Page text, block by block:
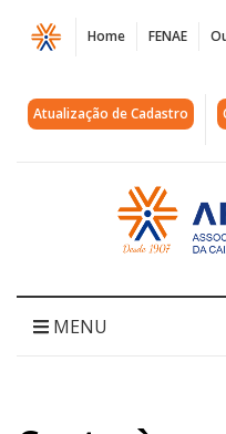
Página
Carta
defesa
Caixa
Home FENAE
Atualização de Cadastro
Acessar
página
inicial
MENU